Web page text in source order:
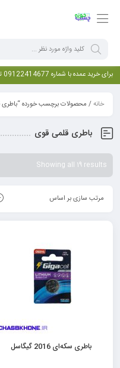
برای خرید عمده با شماره 09122414677 تماس بگیرید
خانه/ محصولات برچسب خورده “باطری
باطری قلمی قوی
Showing all 19 results
مرتب سازی بر اساس
باطری سکه‌ای 2016 گیگاسل